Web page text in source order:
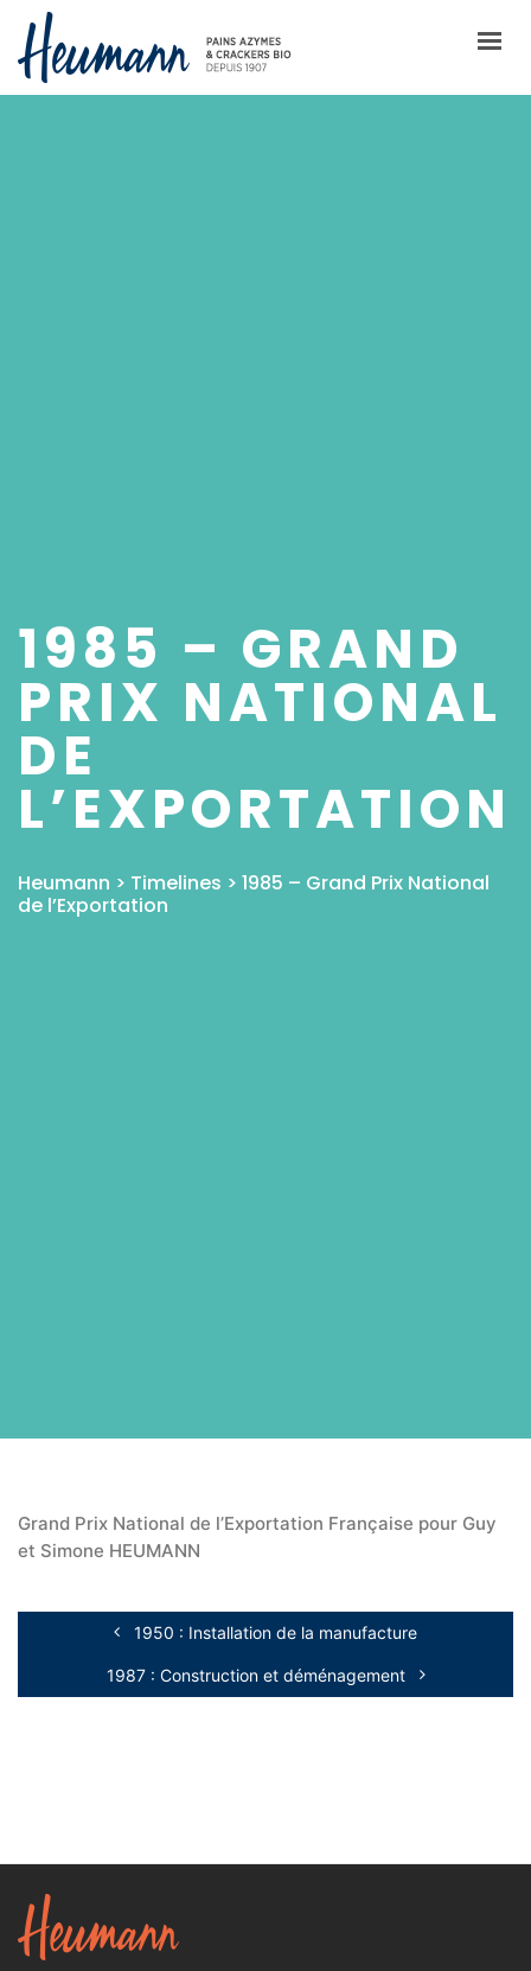
1985 – GRAND
PRIX NATIONAL
DE
L’EXPORTATION
Heumann > Timelines > 1985 – Grand Prix National
de l’Exportation
Grand Prix National de l’Exportation Française pour Guy
et Simone HEUMANN
1950 : Installation de la manufacture
1987 : Construction et déménagement